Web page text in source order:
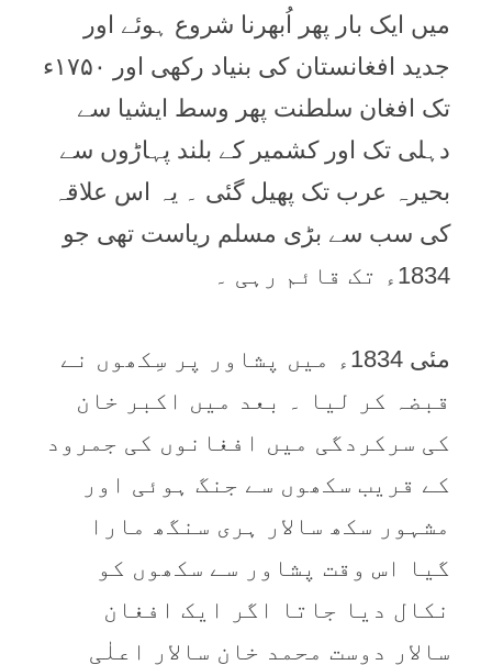
میں ایک بار پھر اُبھرنا شروع ہوئے اور
جدید افغانستان کی بنیاد رکھی اور ۱۷۵۰ء
تک افغان سلطنت پھر وسط ایشیا سے
دہلی تک اور کشمیر کے بلند پہاڑوں سے
بحیرہ عرب تک پھیل گئی ۔ یہ اس علاقہ
کی سب سے بڑی مسلم ریاست تھی جو
1834ء تک قائم رہی ۔
مئی 1834ء میں پشاور پر سِکھوں نے
قبضہ کر لیا ۔ بعد میں اکبر خان
کی سرکردگی میں افغانوں کی جمرود
کے قریب سکھوں سے جنگ ہوئی اور
مشہور سکھ سالار ہری سنگھ مارا
گیا اس وقت پشاور سے سکھوں کو
نکال دیا جاتا اگر ایک افغان
سالار دوست محمد خان سالارِ اعلٰی